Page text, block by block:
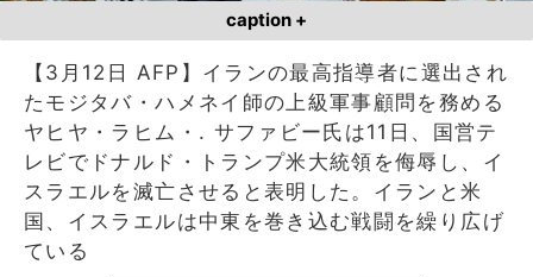
caption +
【3月12日 AFP】イランの最高指導者に選出され
たモジタバ・ハメネイ師の上級軍事顧問を務める
ヤヒヤ・ラヒム・. サファビー氏は11日、国営テ
レビでドナルド・トランプ米大統領を侮辱し、イ
スラエルを滅亡させると表明した。イランと米
国、イスラエルは中東を巻き込む戦闘を繰り広げ
ている